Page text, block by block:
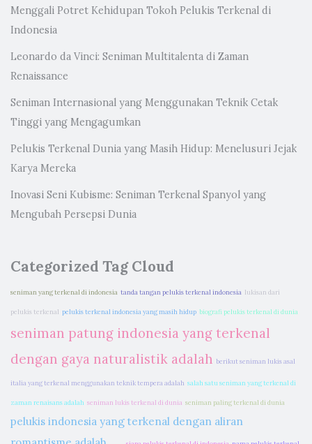
Menggali Potret Kehidupan Tokoh Pelukis Terkenal di
Indonesia
Leonardo da Vinci: Seniman Multitalenta di Zaman
Renaissance
Seniman Internasional yang Menggunakan Teknik Cetak
Tinggi yang Mengagumkan
Pelukis Terkenal Dunia yang Masih Hidup: Menelusuri Jejak
Karya Mereka
Inovasi Seni Kubisme: Seniman Terkenal Spanyol yang
Mengubah Persepsi Dunia
Categorized Tag Cloud
seniman yang terkenal di indonesia tanda tangan pelukis terkenal indonesia lukisan dari
pelukis terkenal pelukis terkenal indonesia yang masih hidup biografi pelukis terkenal di dunia
seniman patung indonesia yang terkenal
dengan gaya naturalistik adalah berikut seniman lukis asal
italia yang terkenal menggunakan teknik tempera adalah salah satu seniman yang terkenal di
zaman renaisans adalah seniman lukis terkenal di dunia seniman paling terkenal di dunia
pelukis indonesia yang terkenal dengan aliran